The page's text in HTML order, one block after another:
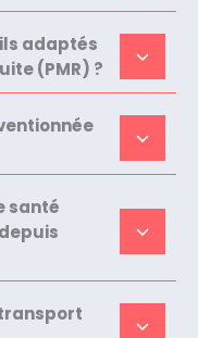
adaptés
(PMR) ?
santé